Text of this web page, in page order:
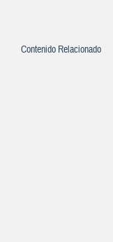
Contenido Relacionado